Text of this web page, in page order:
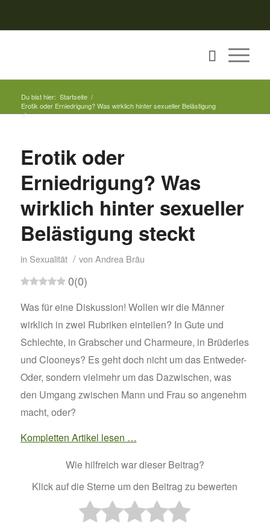
Du bist hier: Startseite /
Erotik oder Erniedrigung? Was wirklich hinter sexueller Belästigung
st...
Erotik oder
Erniedrigung? Was
wirklich hinter sexueller
Belästigung steckt
in Sexualität / von Andrea Bräu
0(0)
Was für eine Diskussion! Wollen wir die Männer
wirklich in zwei Rubriken einteilen? In Gute und
Schlechte, in Grabscher und Charmeure, in Brüderles
und Clooneys? Es geht doch nicht um das Entweder-
Oder, sondern vielmehr um das Dazwischen, was
den Umgang zwischen Mann und Frau so angenehm
macht, oder?
Kompletten Artikel lesen …
Wie hilfreich war dieser Beitrag?
Klick auf die Sterne um den Beitrag zu bewerten